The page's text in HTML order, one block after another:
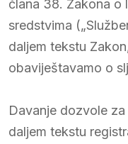
člana 38. Zakona o
sredstvima
daljem tekstu
obaviještavamo o
Davanje dozvole
daljem tekstu